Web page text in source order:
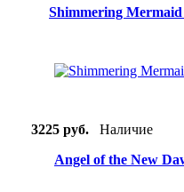
Shimmering
3225 руб. Наличие
Angel of the New